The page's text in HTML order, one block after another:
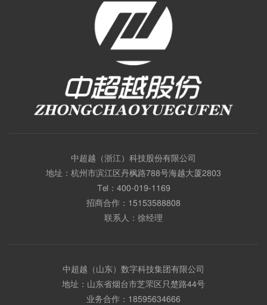
中超越（浙江）科技股份有限公司
地址：杭州市滨江区丹枫路788号海越大厦2803
Tel： 400-019-1169
招商合作： 15153588808
联系人：徐经理
中超越（山东）数字科技集团有限公司
地址：山东省烟台市芝罘区只楚路44号
业务合作： 18595634666